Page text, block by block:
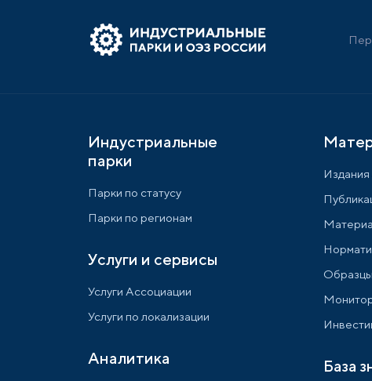
Индустриальные
парки
Парки по статусу
Парки по регионам
Услуги и сервисы
Услуги Ассоциации
Услуги по локализации
Аналитика База